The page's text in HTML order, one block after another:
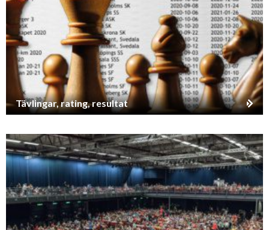
Tävlingar, rating, resultat